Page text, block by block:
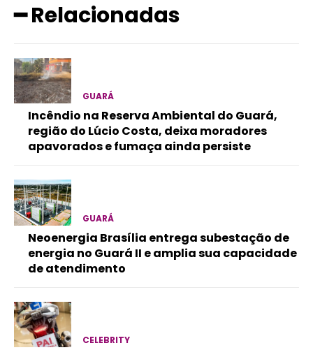
━ Relacionadas
GUARÁ
Incêndio na Reserva Ambiental do Guará,
região do Lúcio Costa, deixa moradores
apavorados e fumaça ainda persiste
GUARÁ
Neoenergia Brasília entrega subestação de
energia no Guará II e amplia sua capacidade
de atendimento
CELEBRITY